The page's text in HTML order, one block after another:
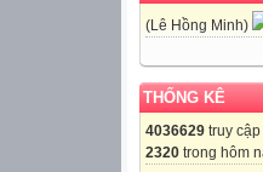
(Lê Hồng Minh)
THỐNG KÊ
4036629 truy
2320 trong hôm